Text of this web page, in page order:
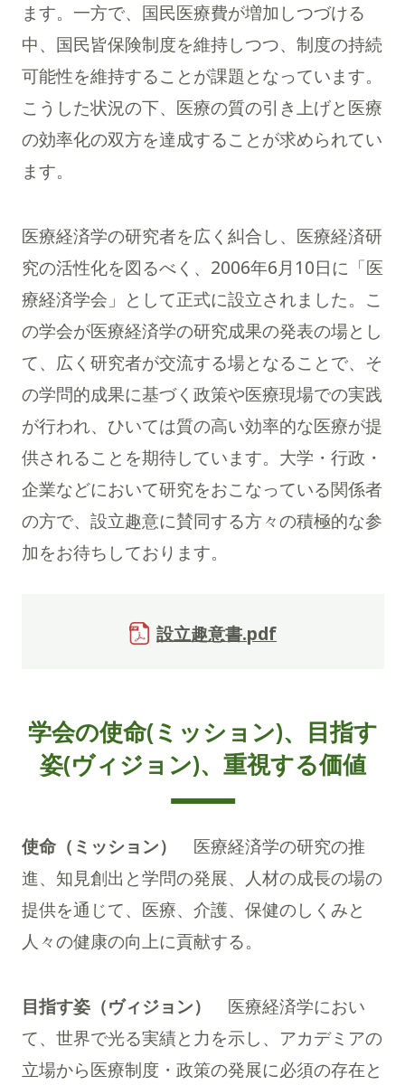
ます。一方で、国民医療費が増加しつづける
中、国民皆保険制度を維持しつつ、制度の持続
可能性を維持することが課題となっています。
こうした状況の下、医療の質の引き上げと医療
の効率化の双方を達成することが求められてい
ます。
医療経済学の研究者を広く糾合し、医療経済研
究の活性化を図るべく、2006年6月10日に「医
療経済学会」として正式に設立されました。こ
の学会が医療経済学の研究成果の発表の場とし
て、広く研究者が交流する場となることで、そ
の学問的成果に基づく政策や医療現場での実践
が行われ、ひいては質の高い効率的な医療が提
供されることを期待しています。大学・行政・
企業などにおいて研究をおこなっている関係者
の方で、設立趣意に賛同する方々の積極的な参
加をお待ちしております。
設立趣意書.pdf
学会の使命(ミッション)、目指す
姿(ヴィジョン)、重視する価値
使命（ミッション）
医療経済学の研究の推
進、知見創出と学問の発展、人材の成長の場の
提供を通じて、医療、介護、保健のしくみと
人々の健康の向上に貢献する。
目指す姿（ヴィジョン）
医療経済学におい
て、世界で光る実績と力を示し、アカデミアの
立場から医療制度・政策の発展に必須の存在と